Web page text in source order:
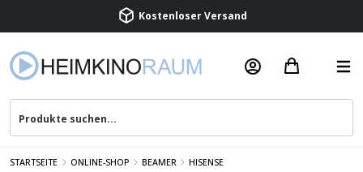
Beratung & Service
STARTSEITE ONLINE-SHOP BEAMER HISENSE